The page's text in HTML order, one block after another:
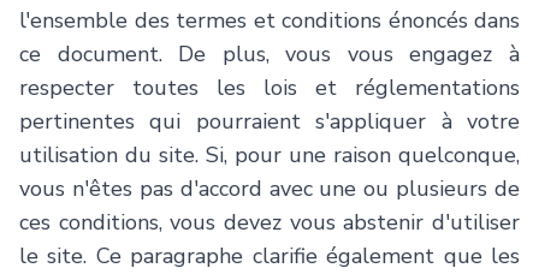
l'ensemble des termes et conditions énoncés dans
ce document. De plus, vous vous engagez à
respecter toutes les lois et réglementations
pertinentes qui pourraient s'appliquer à votre
utilisation du site. Si, pour une raison quelconque,
vous n'êtes pas d'accord avec une ou plusieurs de
ces conditions, vous devez vous abstenir d'utiliser
le site. Ce paragraphe clarifie également que les